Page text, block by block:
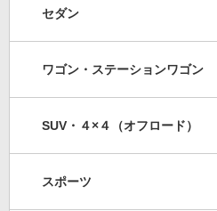
セダン
ワゴン・ステーションワゴン
SUV・４×４（オフロード）
スポーツ